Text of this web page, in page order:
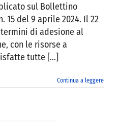
sul Bollettino
15 del 9 aprile 2024. Il 22
di adesione al
con le risorse a
tutte [...]
Continua a leggere